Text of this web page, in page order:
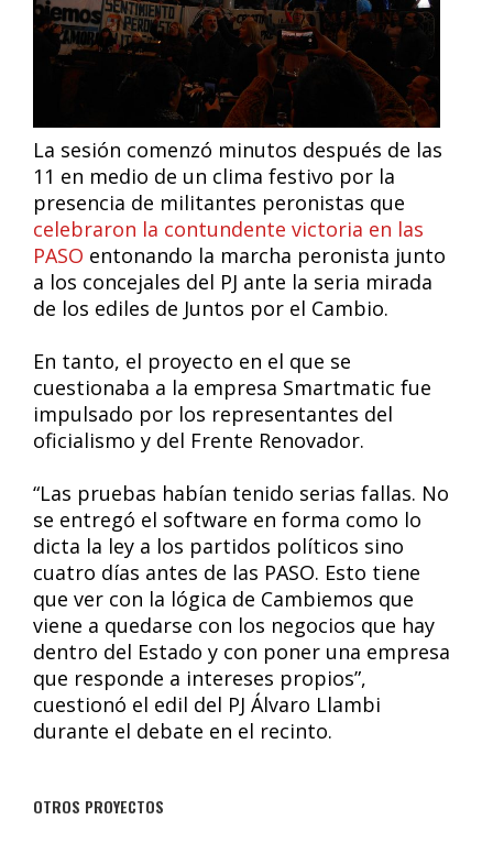
La sesión comenzó minutos después de las
11 en medio de un clima festivo por la
presencia de militantes peronistas que
celebraron la contundente victoria en las
PASO entonando la marcha peronista junto
a los concejales del PJ ante la seria mirada
de los ediles de Juntos por el Cambio.
En tanto, el proyecto en el que se
cuestionaba a la empresa Smartmatic fue
impulsado por los representantes del
oficialismo y del Frente Renovador.
“Las pruebas habían tenido serias fallas. No
se entregó el software en forma como lo
dicta la ley a los partidos políticos sino
cuatro días antes de las PASO. Esto tiene
que ver con la lógica de Cambiemos que
viene a quedarse con los negocios que hay
dentro del Estado y con poner una empresa
que responde a intereses propios”,
cuestionó el edil del PJ Álvaro Llambi
durante el debate en el recinto.
OTROS PROYECTOS